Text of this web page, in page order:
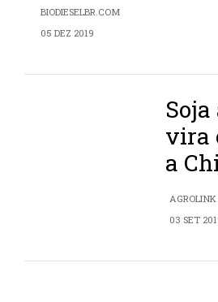
BIODIESELBR.COM
05 DEZ 2019
vira
a
AGROLINK
03 SET